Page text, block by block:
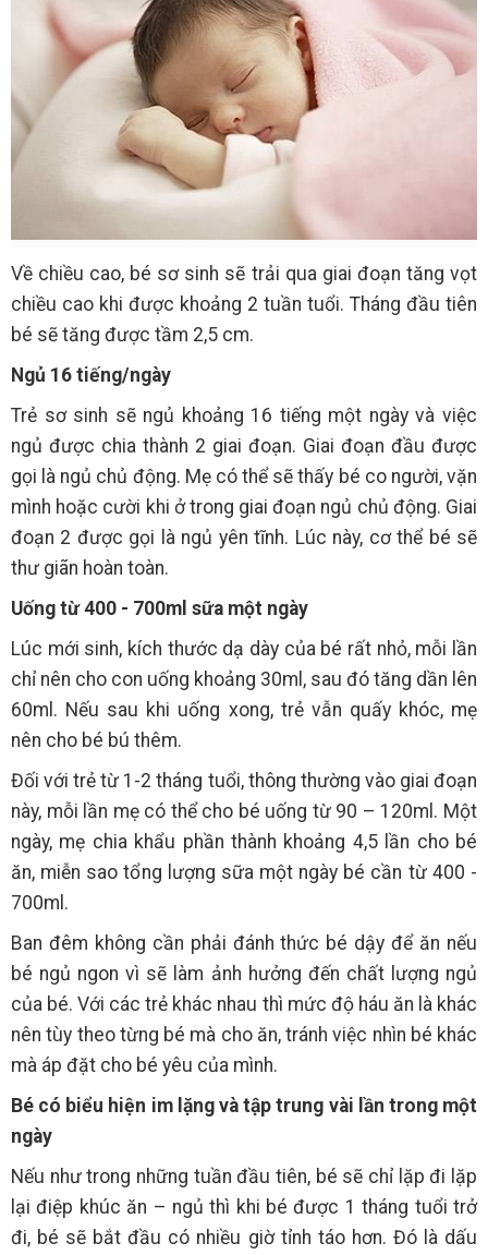
Về chiều cao, bé sơ sinh sẽ trải qua giai đoạn tăng vọt
chiều cao khi được khoảng 2 tuần tuổi. Tháng đầu tiên
bé sẽ tăng được tầm 2,5 cm.
Ngủ 16 tiếng/ngày
Trẻ sơ sinh sẽ ngủ khoảng 16 tiếng một ngày và việc
ngủ được chia thành 2 giai đoạn. Giai đoạn đầu được
gọi là ngủ chủ động. Mẹ có thể sẽ thấy bé co người, vặn
mình hoặc cười khi ở trong giai đoạn ngủ chủ động. Giai
đoạn 2 được gọi là ngủ yên tĩnh. Lúc này, cơ thể bé sẽ
thư giãn hoàn toàn.
Uống từ 400 - 700ml sữa một ngày
Lúc mới sinh, kích thước dạ dày của bé rất nhỏ, mỗi lần
chỉ nên cho con uống khoảng 30ml, sau đó tăng dần lên
60ml. Nếu sau khi uống xong, trẻ vẫn quấy khóc, mẹ
nên cho bé bú thêm.
Đối với trẻ từ 1-2 tháng tuổi, thông thường vào giai đoạn
này, mỗi lần mẹ có thể cho bé uống từ 90 – 120ml. Một
ngày, mẹ chia khẩu phần thành khoảng 4,5 lần cho bé
ăn, miễn sao tổng lượng sữa một ngày bé cần từ 400 -
700ml.
Ban đêm không cần phải đánh thức bé dậy để ăn nếu
bé ngủ ngon vì sẽ làm ảnh hưởng đến chất lượng ngủ
của bé. Với các trẻ khác nhau thì mức độ háu ăn là khác
nên tùy theo từng bé mà cho ăn, tránh việc nhìn bé khác
mà áp đặt cho bé yêu của mình.
Bé có biểu hiện im lặng và tập trung vài lần trong một
ngày
Nếu như trong những tuần đầu tiên, bé sẽ chỉ lặp đi lặp
lại điệp khúc ăn – ngủ thì khi bé được 1 tháng tuổi trở
đi, bé sẽ bắt đầu có nhiều giờ tỉnh táo hơn. Đó là dấu